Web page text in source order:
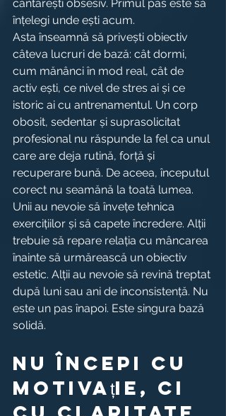
cântărești obsesiv. Primul pas este să
înțelegi unde ești acum.
Asta înseamnă să privești obiectiv
câteva lucruri de bază: cât dormi,
cum mănânci în mod real, cât de
activ ești, ce nivel de stres ai și ce
istoric ai cu antrenamentul. Un corp
obosit, sedentar și suprasolicitat
profesional nu răspunde la fel ca unul
care are deja rutină, forță și
recuperare bună. De aceea, începutul
corect nu seamănă la toată lumea.
Unii au nevoie să învețe tehnica
exercițiilor și să capete încredere. Alții
trebuie să repare relația cu mâncarea
înainte să urmărească un obiectiv
estetic. Alții au nevoie să revină treptat
după luni sau ani de inconsistență. Nu
este un pas înapoi. Este singura bază
solidă.
Nu începi cu
motivație, ci